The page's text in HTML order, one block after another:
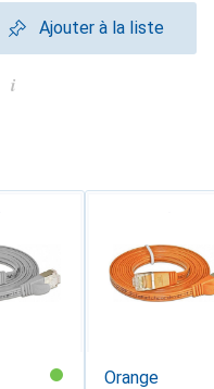
Ajouter à la liste
i
Orange